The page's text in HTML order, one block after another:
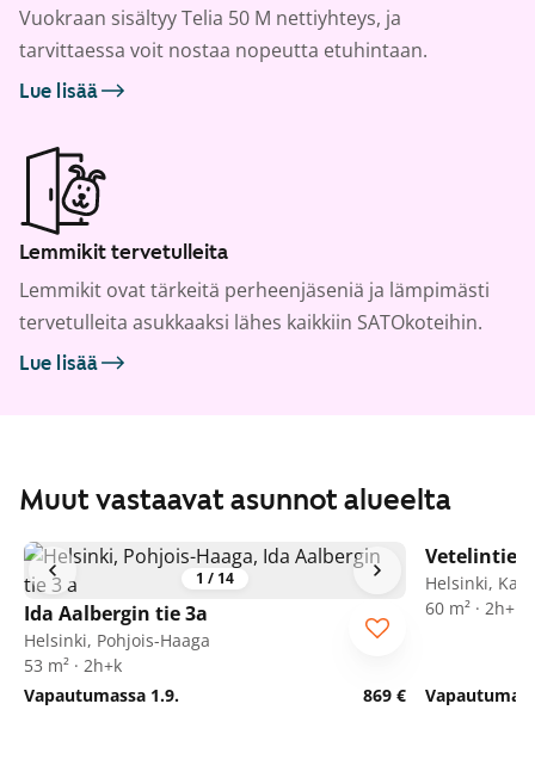
Vuokraan sisältyy Telia 50 M nettiyhteys, ja
tarvittaessa voit nostaa nopeutta etuhintaan.
Lue lisää
Lemmikit tervetulleita
Lemmikit ovat tärkeitä perheenjäseniä ja lämpimästi
tervetulleita asukkaaksi lähes kaikkiin SATOkoteihin.
Lue lisää
Muut vastaavat asunnot alueelta
1 / 14
Ida Aalbergin tie 3a
Helsinki, Pohjois-Haaga
53 m² · 2h+k
Vapautumassa 1.9.
869 €
Vetelintie 5
Helsinki,
60 m² · 2h+k